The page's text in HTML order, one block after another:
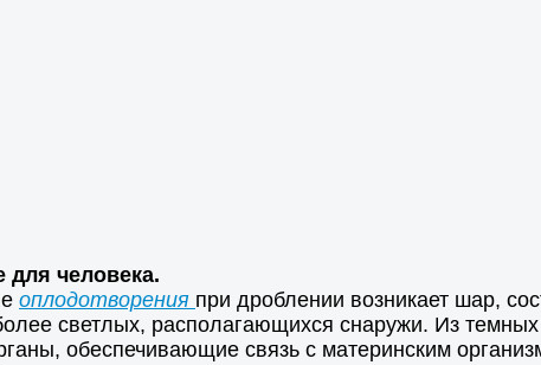
для человека.
оплодотворения при дроблении возникает шар,
светлых, располагающихся снаружи. Из
обеспечивающие связь с материнским